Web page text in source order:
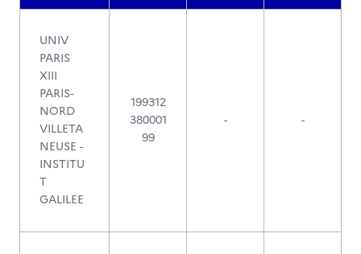
UNIV
PARIS
XIII
PARIS-
NORD
VILLETA
NEUSE -
INSTITU
T
GALILEE
199312
380001
99
- -